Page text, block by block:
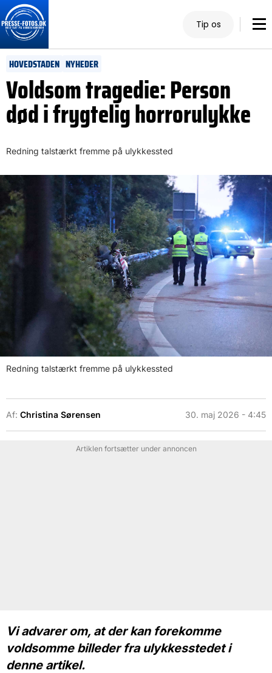
Tip os
HOVEDSTADEN NYHEDER
Voldsom tragedie: Person
død i frygtelig horrorulykke
Redning talstærkt fremme på ulykkessted
Redning talstærkt fremme på ulykkessted
Af: Christina Sørensen 30. maj 2026 - 4:45
Artiklen fortsætter under annoncen
Vi advarer om, at der kan forekomme
voldsomme billeder fra ulykkesstedet i
denne artikel.